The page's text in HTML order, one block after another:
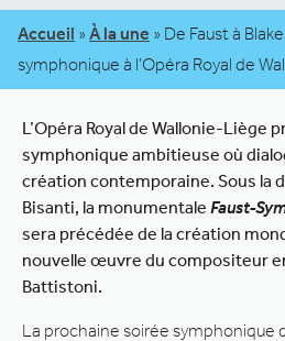
Accueil » À la une » De Faust à
symphonique à l’Opéra Royal de
L’Opéra Royal de Wallonie-Liège
symphonique ambitieuse où
création contemporaine. Sous la
Bisanti, la monumentale Faust-
sera précédée de la création
nouvelle œuvre du compositeur
Battistoni.
La prochaine soirée symphonique